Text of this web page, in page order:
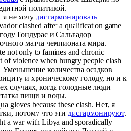
политикой.
я не хочу дисгармонировать.
clashed after a qualification game
Гондурас и Сальвадор
матча чемпионата мира.
not only to famines and chronic
of violence when hungry people clash
Уменьшение количества осадков
и хроническому голоду, но и к
случаях, когда голодные люди
пищи и воды.
gloves because these clash. Нет, я
потому что эти дисгармонируют.
a war with Libya and sporadically